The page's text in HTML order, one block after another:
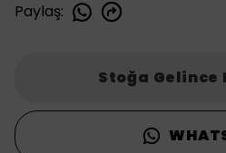
Paylaş:
Stoğa Gelince